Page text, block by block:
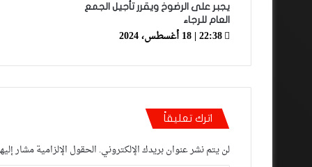
يجبر على الرضوخ ويقرر تأجيل الجمع
العام للرجاء
22:38 | 18 أغسطس، 2024
اترك تعليقاً
لن يتم نشر عنوان بريدك الإلكتروني.الحقول الإلزامية مشار